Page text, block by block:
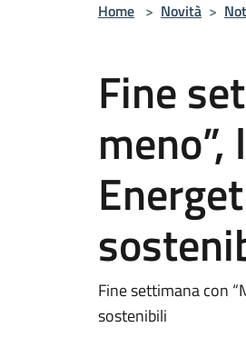
Home > Novità >
Fine
Fine settimana con
sostenibili